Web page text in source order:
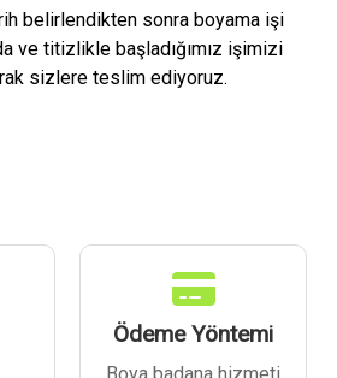
belirlendikten sonra boyama işi
ve titizlikle başladığımız işimizi
sizlere teslim ediyoruz.
Ödeme Yöntemi